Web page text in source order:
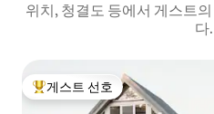
위치, 청결도 등에서 게스트
다.
상위 게스트 선호
게스트 선호